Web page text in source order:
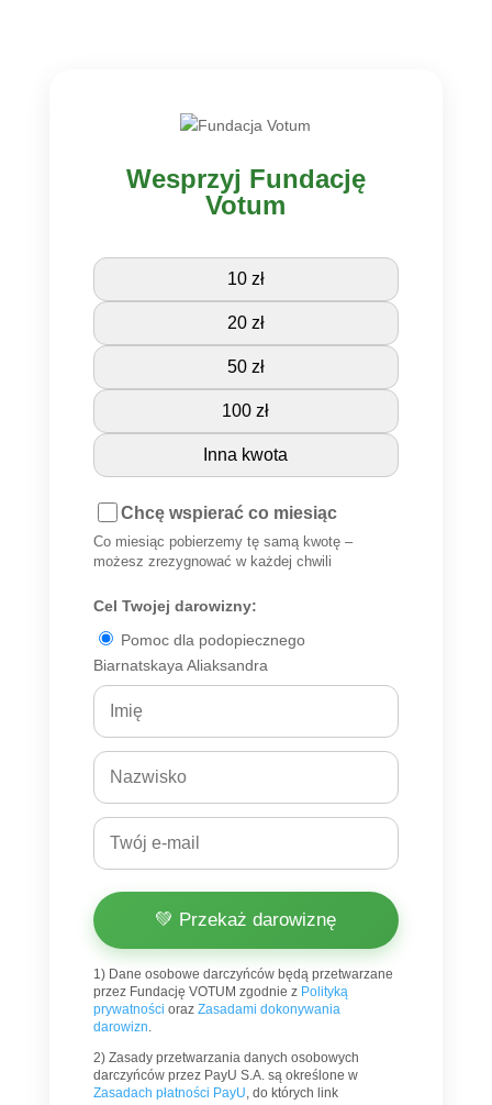
Wesprzyj Fundację
Votum
10 zł
20 zł
50 zł
100 zł
Inna kwota
Chcę wspierać co miesiąc
Co miesiąc pobierzemy tę samą kwotę –
możesz zrezygnować w każdej chwili
Cel Twojej darowizny:
Pomoc dla podopiecznego
Biarnatskaya Aliaksandra
💚 Przekaż darowiznę
1) Dane osobowe darczyńców będą przetwarzane
przez Fundację VOTUM zgodnie z Polityką
prywatności oraz Zasadami dokonywania
darowizn.
2) Zasady przetwarzania danych osobowych
darczyńców przez PayU S.A. są określone w
Zasadach płatności PayU, do których link